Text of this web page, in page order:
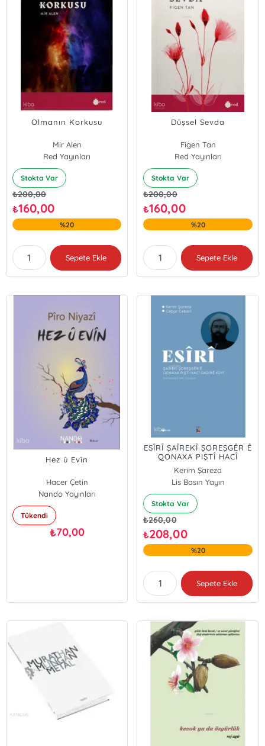
Olmanın Korkusu
Mir Alen
Red Yayınları
Stokta Var
₺200,00
₺160,00
%20
Sepete Ekle
Düşsel Sevda
Figen Tan
Red Yayınları
Stokta Var
₺200,00
₺160,00
%20
Sepete Ekle
Hez û Evîn
Hacer Çetin
Nando Yayınları
Tükendi
₺70,00
ESÎRÎ ŞAÎREKÎ ŞOREŞGÊR Ê
QONAXA PIŞTÎ HACÎ
QADIRÊ KOYÎ
Kerim Şareza
Lis Basın Yayın
Stokta Var
₺260,00
₺208,00
%20
Sepete Ekle